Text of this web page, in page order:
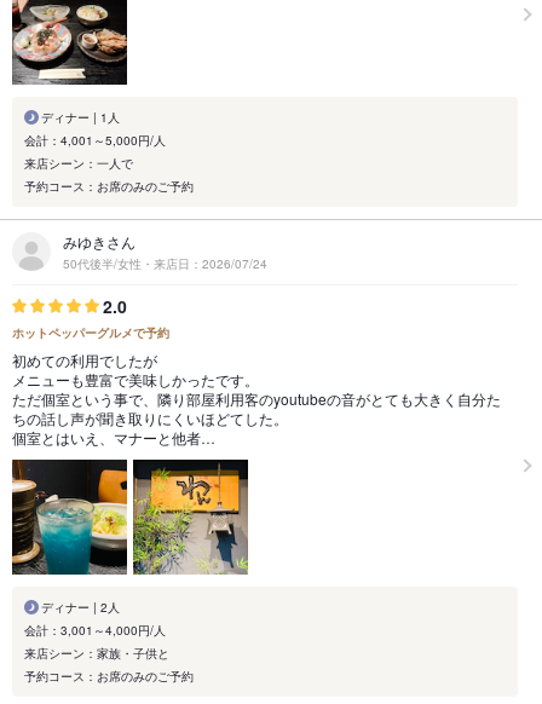
ディナー | 1人
会計：4,001～5,000円/人
来店シーン：一人で
予約コース：お席のみのご予約
みゆきさん
50代後半/女性・来店日：2026/07/24
2.0
ホットペッパーグルメで予約
初めての利用でしたが
メニューも豊富で美味しかったです。
ただ個室という事で、隣り部屋利用客のyoutubeの音がとても大きく自分た
ちの話し声が聞き取りにくいほどてした。
個室とはいえ、マナーと他者…
ディナー | 2人
会計：3,001～4,000円/人
来店シーン：家族・子供と
予約コース：お席のみのご予約